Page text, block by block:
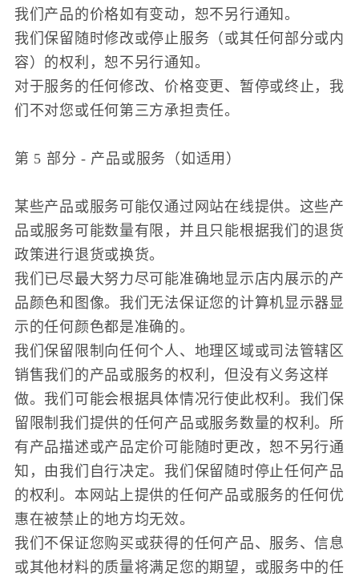
我们产品的价格如有变动，恕不另行通知。
我们保留随时修改或停止服务（或其任何部分或内
容）的权利，恕不另行通知。
对于服务的任何修改、价格变更、暂停或终止，我
们不对您或任何第三方承担责任。
第 5 部分 - 产品或服务（如适用）
某些产品或服务可能仅通过网站在线提供。这些产
品或服务可能数量有限，并且只能根据我们的退货
政策进行退货或换货。
我们已尽最大努力尽可能准确地显示店内展示的产
品颜色和图像。我们无法保证您的计算机显示器显
示的任何颜色都是准确的。
我们保留限制向任何个人、地理区域或司法管辖区
销售我们的产品或服务的权利，但没有义务这样
做。我们可能会根据具体情况行使此权利。我们保
留限制我们提供的任何产品或服务数量的权利。所
有产品描述或产品定价可能随时更改，恕不另行通
知，由我们自行决定。我们保留随时停止任何产品
的权利。本网站上提供的任何产品或服务的任何优
惠在被禁止的地方均无效。
我们不保证您购买或获得的任何产品、服务、信息
或其他材料的质量将满足您的期望，或服务中的任